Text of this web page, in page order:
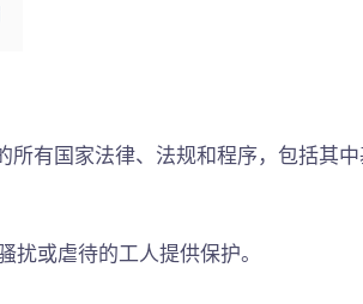
有国家法律、法规和程序，包括其
或虐待的工人提供保护。